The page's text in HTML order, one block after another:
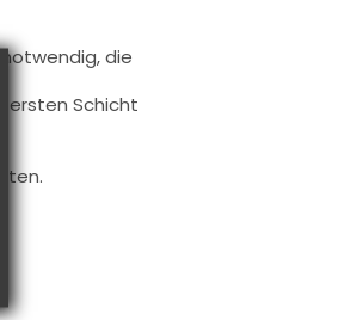
die
ersten Schicht